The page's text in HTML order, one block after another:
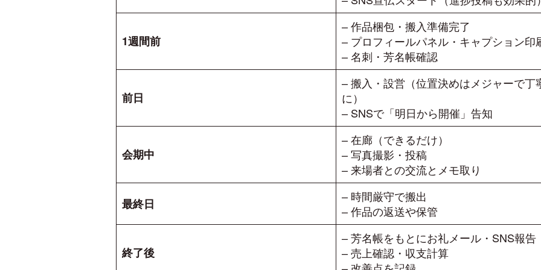
1週間前
– 作品梱包・搬入準備完了
– プロフィールパネル・キャプション印
– 名刺・芳名帳確認
前日
– 搬入・設営（位置決めはメジャーで丁
に）
– SNSで「明日から開催」告知
会期中
– 在廊（できるだけ）
– 写真撮影・投稿
– 来場者との交流とメモ取り
最終日
– 時間厳守で搬出
– 作品の返送や保管
終了後
– 芳名帳をもとにお礼メール・SNS報告
– 売上確認・収支計算